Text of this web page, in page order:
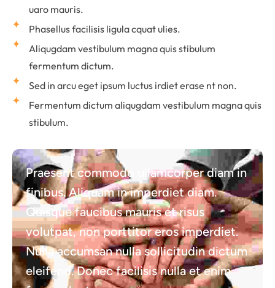
uaro mauris.
Phasellus facilisis ligula cquat ulies.
Aliqugdam vestibulum magna quis stibulum
fermentum dictum.
Sed in arcu eget ipsum luctus irdiet erase nt non.
Fermentum dictum aliqugdam vestibulum magna quis
stibulum.
Praesent commodo ullamcorper diam in
finibus. Aliquam in imperdiet diam.
Quisque faucibus mauris et risus
volutpat, non porttitor eros imperdiet.
Nulla accumsan nulla sollicitudin dictum
eleifend. Donec facilisis nulla et enim